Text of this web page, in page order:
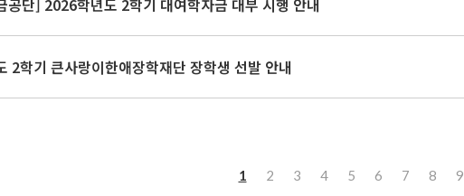
공단] 2026학년도 2학기 대여학자금 대부 시행 안내
2학기 큰사랑이한애장학재단 장학생 선발 안내
1 2 3 4 5 6 7 8 9